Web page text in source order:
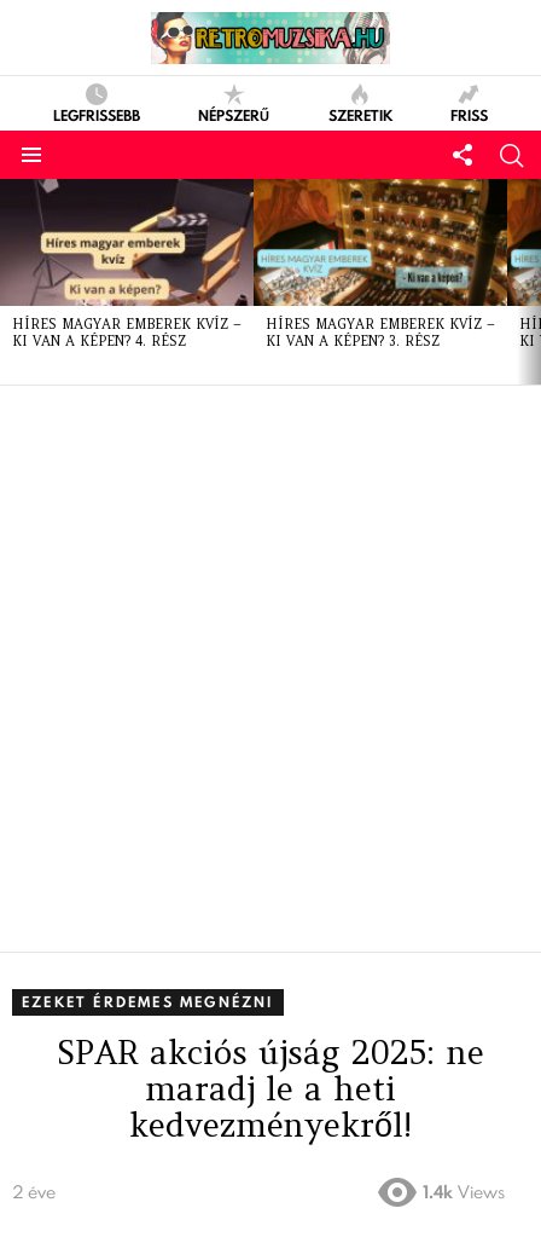
LEGFRISSEBB NÉPSZERŰ SZERETIK FRISS
LATEST
STORIES
HÍRES MAGYAR EMBEREK KVÍZ –
KI VAN A KÉPEN? 4. RÉSZ
HÍRES MAGYAR EMBEREK KVÍZ –
KI VAN A KÉPEN? 3. RÉSZ
KI
EZEKET ÉRDEMES MEGNÉZNI
SPAR akciós újság 2025: ne
maradj le a heti
kedvezményekről!
2 éve 1.4k Views